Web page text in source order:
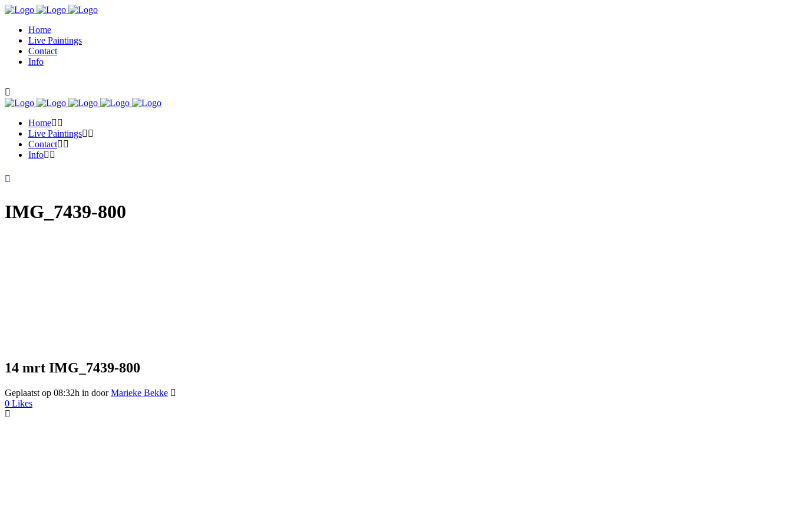
Home
Live Paintings
Contact
Info
Home
Live Paintings
Contact
Info
IMG_7439-800
14 mrt IMG_7439-800
Geplaatst op 08:32h in doorMarieke Bekke
0 Likes